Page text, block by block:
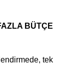
BÜTÇE
tek